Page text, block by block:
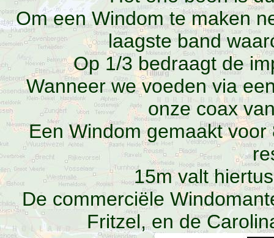
Om een Windom te maken
laagste band
Op 1/3 bedraagt de
Wanneer we voeden via
onze coax
Een Windom gemaakt
15m valt
De commerciële
Fritzel, en de